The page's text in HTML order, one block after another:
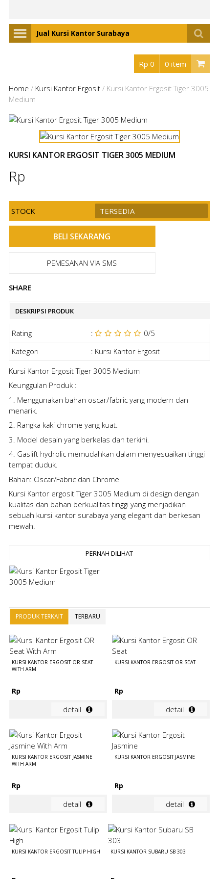
Jual Kursi Kantor Surabaya
Rp 0 0 item
Home / Kursi Kantor Ergosit/ Kursi Kantor Ergosit Tiger 3005
Medium
KURSI KANTOR ERGOSIT TIGER 3005 MEDIUM
Rp
STOCK TERSEDIA
PEMESANAN VIA SMS
SHARE
DESKRIPSI PRODUK
Rating : 0/5
Kategori
: Kursi Kantor Ergosit
Kursi Kantor Ergosit Tiger 3005 Medium
Keunggulan Produk :
1. Menggunakan bahan oscar/fabric yang modern dan
menarik.
2. Rangka kaki chrome yang kuat.
3. Model desain yang berkelas dan terkini.
4. Gaslift hydrolic memudahkan dalam menyesuaikan tinggi
tempat duduk.
Bahan: Oscar/Fabric dan Chrome
Kursi Kantor ergosit Tiger 3005 Medium di design dengan
kualitas dan bahan berkualitas tinggi yang menjadikan
sebuah kursi kantor surabaya yang elegant dan berkesan
mewah.
PERNAH DILIHAT
PRODUK TERKAIT TERBARU
KURSI KANTOR ERGOSIT OR SEAT
WITH ARM
Rp
detail
KURSI KANTOR ERGOSIT OR SEAT
Rp
detail
KURSI KANTOR ERGOSIT JASMINE
WITH ARM
Rp
detail
KURSI KANTOR ERGOSIT JASMINE
Rp
detail
KURSI KANTOR ERGOSIT TULIP HIGH KURSI KANTOR SUBARU SB 303